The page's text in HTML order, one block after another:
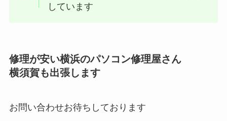
しています
修理が安い横浜のパソコン修理屋さん
横須賀も出張します
お問い合わせお待ちしております